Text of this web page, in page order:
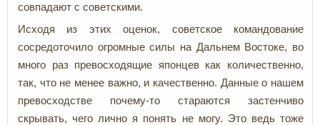
совпадают с советскими.
Исходя из этих оценок, советское командование
сосредоточило огромные силы на Дальнем Востоке, во
много раз превосходящие японцев как количественно,
так, что не менее важно, и качественно. Данные о нашем
превосходстве почему-то стараются застенчиво
скрывать, чего лично я понять не могу. Это ведь тоже